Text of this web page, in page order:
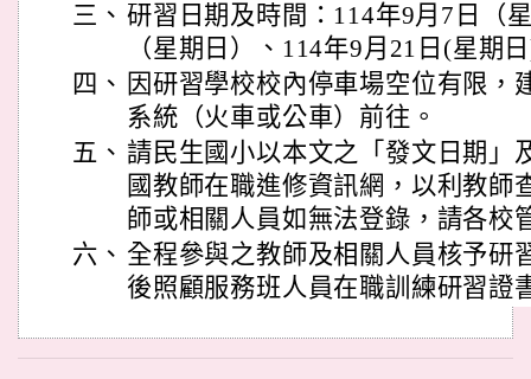
三、 研習日期及時間：114年9月7日（
（星期日）、114年9月21日(星期
四、 因研習學校校內停車場空位有限，
系統（火車或公車）前往。
五、 請民生國小以本文之「發文日期」
國教師在職進修資訊網，以利教師
師或相關人員如無法登錄，請各校
六、 全程參與之教師及相關人員核予研
後照顧服務班人員在職訓練研習證